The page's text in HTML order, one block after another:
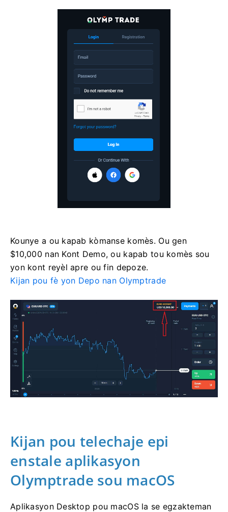
Kounye a ou kapab kòmanse komès. Ou gen
$10,000 nan Kont Demo, ou kapab tou komès sou
yon kont reyèl apre ou fin depoze.
Kijan pou fè yon Depo nan Olymptrade
Kijan pou telechaje epi
enstale aplikasyon
Olymptrade sou macOS
Aplikasyon Desktop pou macOS la se egzakteman